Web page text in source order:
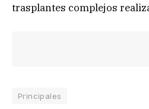
trasplantes complejos
Principales